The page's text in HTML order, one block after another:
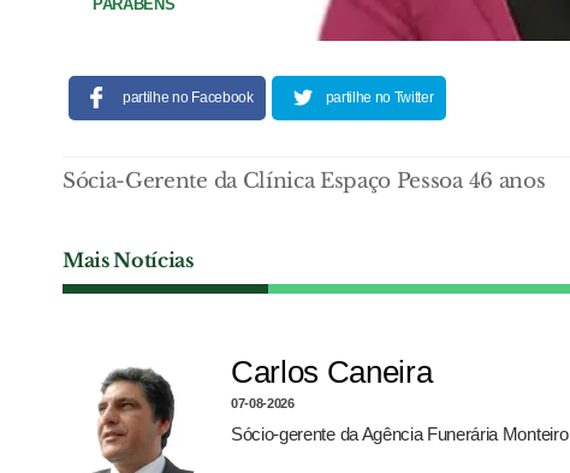
PARABÉNS
partilhe no Facebook partilhe no Twitter
Sócia-Gerente da Clínica Espaço Pessoa 46 anos
Mais Notícias
Carlos Caneira
07-08-2026
Sócio-gerente da Agência Funerária